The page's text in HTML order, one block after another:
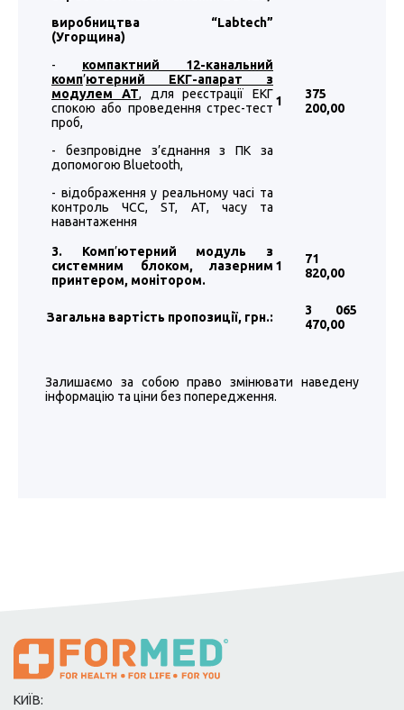
виробництва “Labtech”
(Угорщина)
- компактний 12-канальний
комп’ютерний ЕКГ-апарат з
модулем АТ, для реєстрації ЕКГ
спокою або проведення стрес-тест
проб,
- безпровідне з’єднання з ПК за
допомогою Bluetooth,
- відображення у реальному часі та
контроль ЧСС, ST, АТ, часу та
навантаження
1
375
200,00
3. Комп’ютерний модуль з
системним блоком, лазерним
принтером, монітором.
1
71
820,00
Загальна вартість пропозиції, грн.:
3 065
470,00
Залишаємо за собою право змінювати наведену
інформацію та ціни без попередження.
КИЇВ: